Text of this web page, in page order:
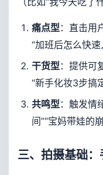
痛点型 ：直击用
“加班后怎么快速
干货型 ：提供可
“新手化妆3步搞
共鸣型 ：触发情
间”“宝妈带娃的
三、拍摄基础：